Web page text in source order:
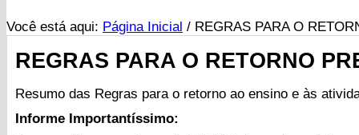
Você está aqui: Página Inicial / REGRAS PARA O
REGRAS PARA O RETORNO
Resumo das Regras para o retorno ao ensino e às
Informe Importantíssimo: